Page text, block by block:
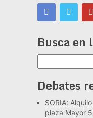
Busca en
Debates
SORIA:
plaza Mayor